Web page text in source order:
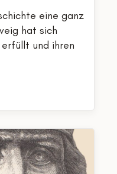
eine ganz
hat sich
und ihren